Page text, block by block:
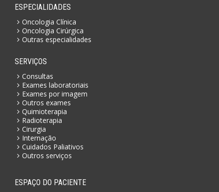
ESPECIALIDADES
Oncologia Clínica
Oncologia Cirúrgica
Outras especialidades
SERVIÇOS
Consultas
Exames laboratoriais
Exames por imagem
Outros exames
Quimioterapia
Radioterapia
Cirurgia
Internação
Cuidados Paliativos
Outros serviços
ESPAÇO DO PACIENTE